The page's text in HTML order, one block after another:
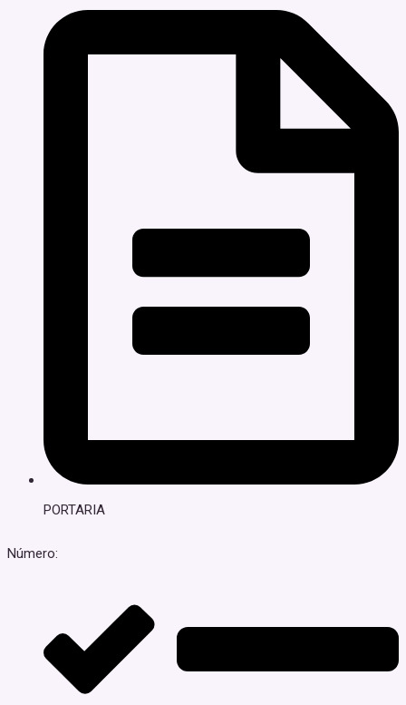
PORTARIA
Número: